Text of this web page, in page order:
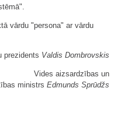
vārdu "persona" ar vārdu
prezidents Valdis Dombrovskis
Vides aizsardzības un
ministrs Edmunds Sprūdžs